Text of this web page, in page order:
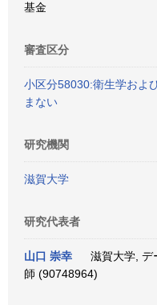
基金
審査区分
小区分58030:衛生学およ
まない
研究機関
滋賀大学
研究代表者
山口 崇幸
滋賀大学, デ
師 (90748964)